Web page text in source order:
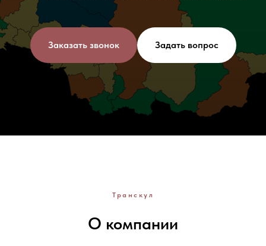
Заказать звонок Задать вопрос
Транскул
О компании